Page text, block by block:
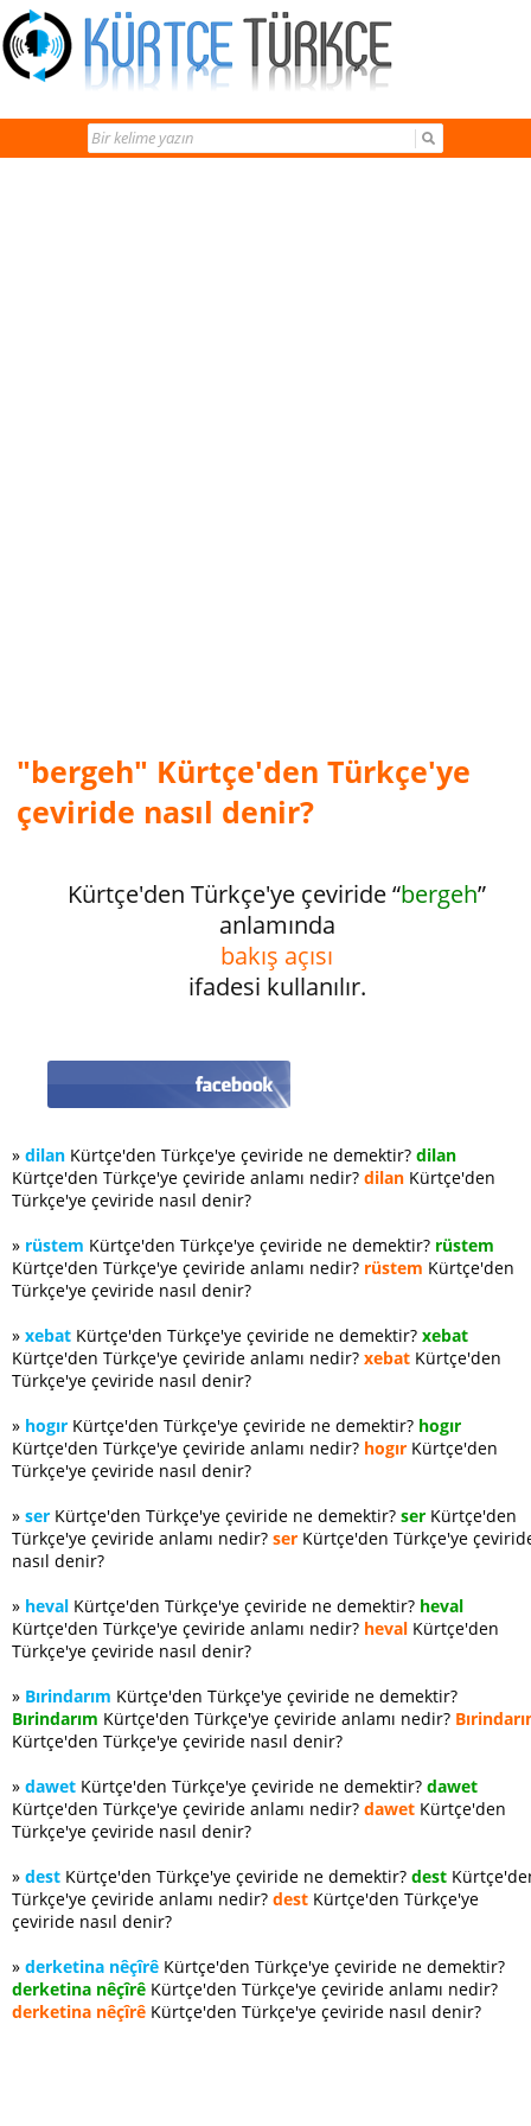
"bergeh" Kürtçe'den Türkçe'ye
çeviride nasıl denir?
Kürtçe'den Türkçe'ye çeviride “bergeh”
anlamında
bakış açısı
ifadesi kullanılır.
» dilan Kürtçe'den Türkçe'ye çeviride ne demektir? dilan
Kürtçe'den Türkçe'ye çeviride anlamı nedir? dilan Kürtçe'den
Türkçe'ye çeviride nasıl denir?
» rüstem Kürtçe'den Türkçe'ye çeviride ne demektir? rüstem
Kürtçe'den Türkçe'ye çeviride anlamı nedir? rüstem Kürtçe'den
Türkçe'ye çeviride nasıl denir?
» xebat Kürtçe'den Türkçe'ye çeviride ne demektir? xebat
Kürtçe'den Türkçe'ye çeviride anlamı nedir? xebat Kürtçe'den
Türkçe'ye çeviride nasıl denir?
» hogır Kürtçe'den Türkçe'ye çeviride ne demektir? hogır
Kürtçe'den Türkçe'ye çeviride anlamı nedir? hogır Kürtçe'den
Türkçe'ye çeviride nasıl denir?
» ser Kürtçe'den Türkçe'ye çeviride ne demektir? ser Kürtçe'den
Türkçe'ye çeviride anlamı nedir? ser Kürtçe'den Türkçe'ye
nasıl denir?
» heval Kürtçe'den Türkçe'ye çeviride ne demektir? heval
Kürtçe'den Türkçe'ye çeviride anlamı nedir? heval Kürtçe'den
Türkçe'ye çeviride nasıl denir?
» Bırindarım Kürtçe'den Türkçe'ye çeviride ne demektir?
Bırindarım Kürtçe'den Türkçe'ye çeviride anlamı nedir?
Kürtçe'den Türkçe'ye çeviride nasıl denir?
» dawet Kürtçe'den Türkçe'ye çeviride ne demektir? dawet
Kürtçe'den Türkçe'ye çeviride anlamı nedir? dawet Kürtçe'den
Türkçe'ye çeviride nasıl denir?
» dest Kürtçe'den Türkçe'ye çeviride ne demektir? dest
Türkçe'ye çeviride anlamı nedir? dest Kürtçe'den Türkçe'ye
çeviride nasıl denir?
» derketina nêçîrê Kürtçe'den Türkçe'ye çeviride ne demektir?
derketina nêçîrê Kürtçe'den Türkçe'ye çeviride anlamı nedir?
derketina nêçîrê Kürtçe'den Türkçe'ye çeviride nasıl denir?